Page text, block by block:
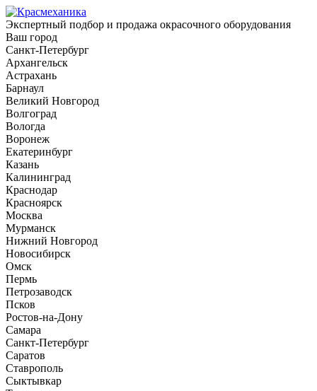
Экспертный подбор и продажа окрасочного оборудования
Ваш город
Санкт-Петербург
Архангельск
Астрахань
Барнаул
Великий Новгород
Волгоград
Вологда
Воронеж
Екатеринбург
Казань
Калининград
Краснодар
Красноярск
Москва
Мурманск
Нижний Новгород
Новосибирск
Омск
Пермь
Петрозаводск
Псков
Ростов-на-Дону
Самара
Санкт-Петербург
Саратов
Ставрополь
Сыктывкар